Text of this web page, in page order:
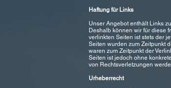
Haftung für Links
Unser Angebot enthält Links
Deshalb können wir für diese
verlinkten Seiten ist stets der
Seiten wurden zum Zeitpunkt
waren zum Zeitpunkt der
Seiten ist jedoch ohne
von Rechtsverletzungen
Urheberrecht